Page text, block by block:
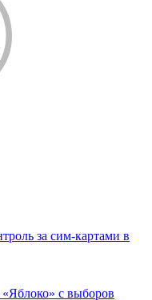
за сим-картами в
с выборов